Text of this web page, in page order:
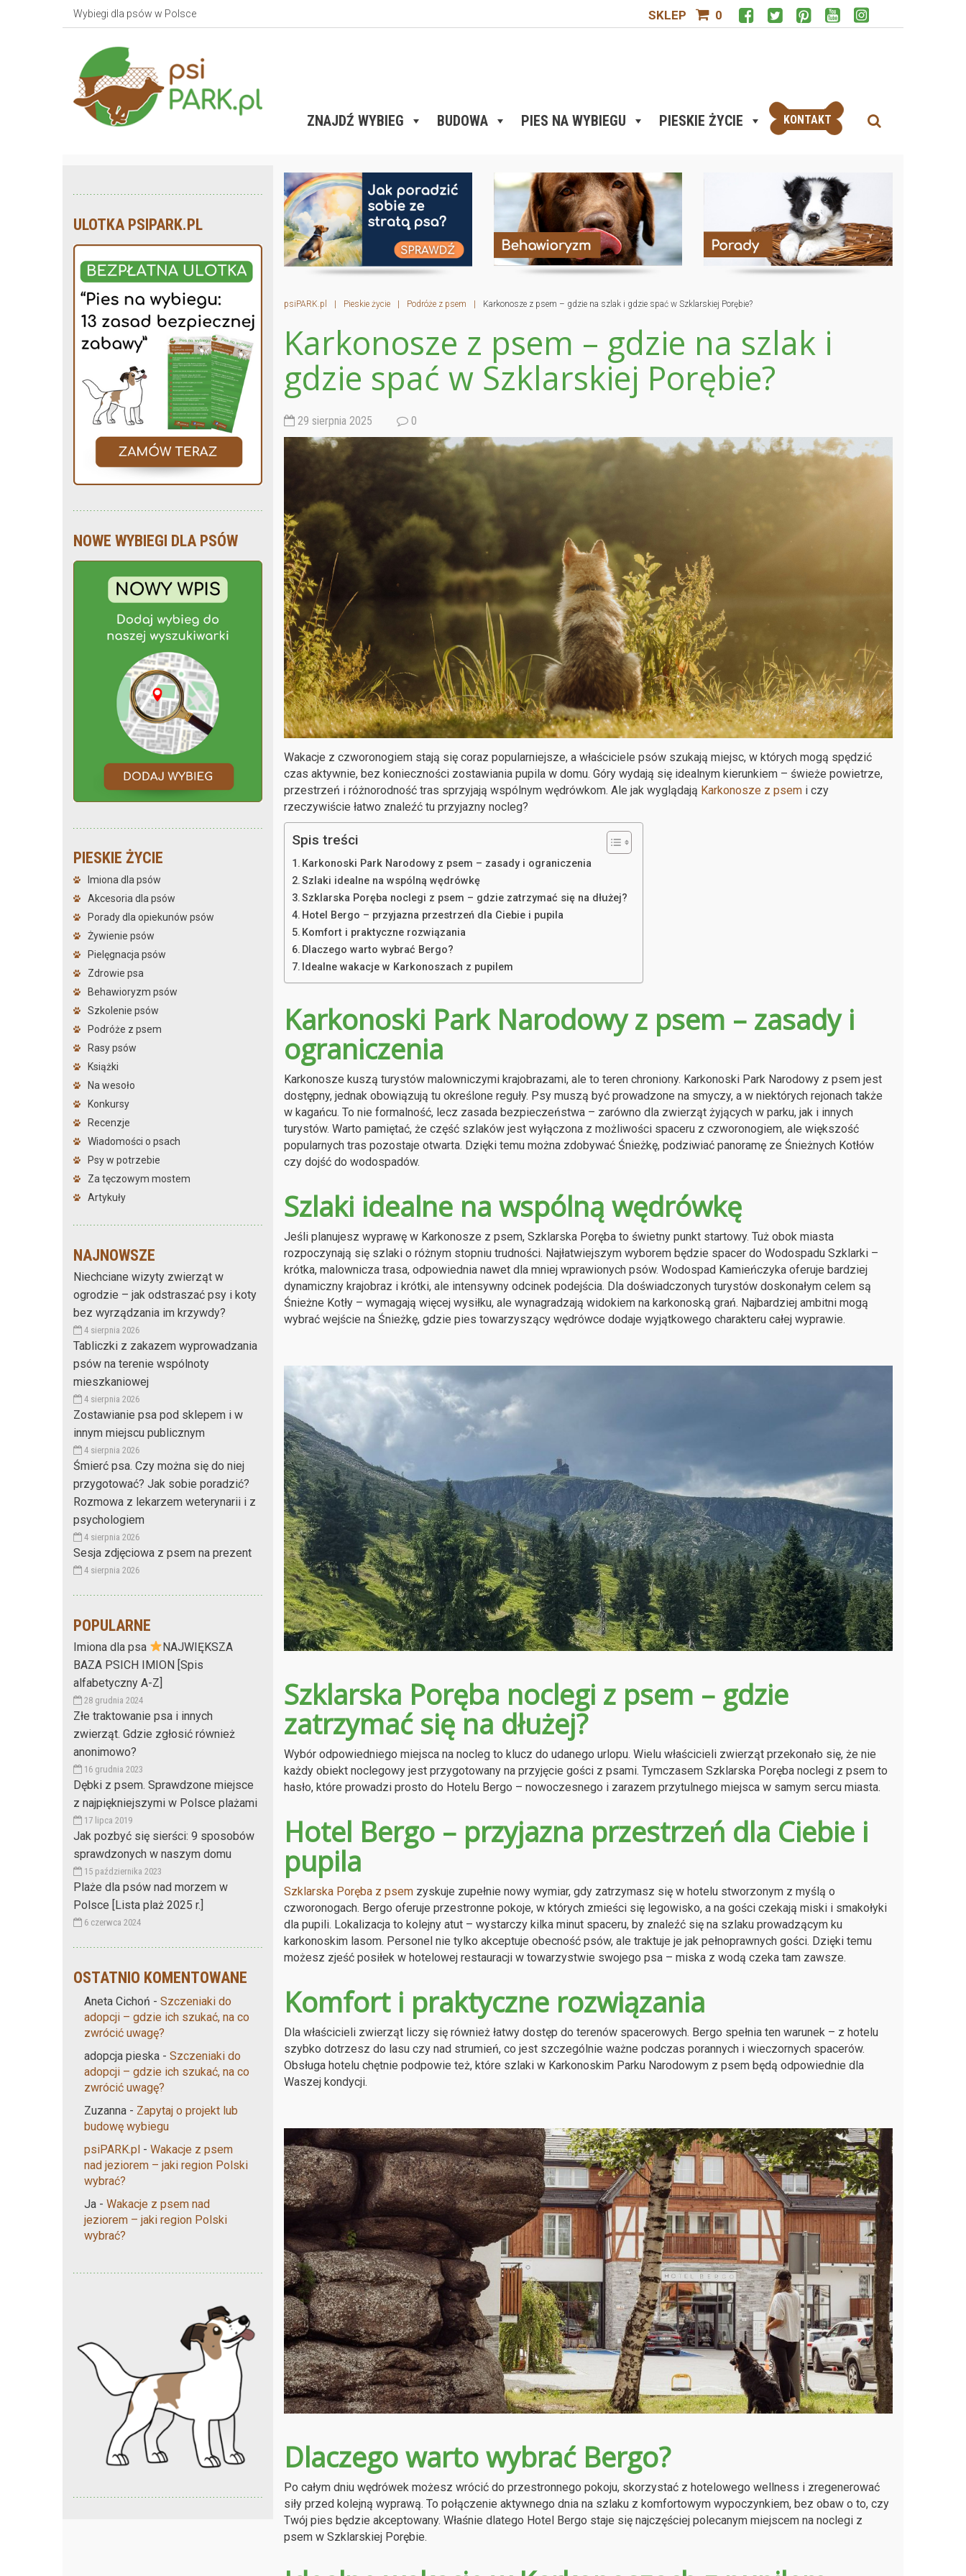
Wybiegi dla psów w Polsce SKLEP 0
ZNAJDŹ WYBIEG BUDOWA PIES NA WYBIEGU PIESKIE ŻYCIE KONTAKT
ULOTKA PSIPARK.PL
NOWE WYBIEGI DLA PSÓW
PIESKIE ŻYCIE
Imiona dla psów
Akcesoria dla psów
Porady dla opiekunów psów
Żywienie psów
Pielęgnacja psów
Zdrowie psa
Behawioryzm psów
Szkolenie psów
Podróże z psem
Rasy psów
Książki
Na wesoło
Konkursy
Recenzje
Wiadomości o psach
Psy w potrzebie
Za tęczowym mostem
Artykuły
NAJNOWSZE
Niechciane wizyty zwierząt w
ogrodzie – jak odstraszać psy i koty
bez wyrządzania im krzywdy?
4 sierpnia 2026
Tabliczki z zakazem wyprowadzania
psów na terenie wspólnoty
mieszkaniowej
4 sierpnia 2026
Zostawianie psa pod sklepem i w
innym miejscu publicznym
4 sierpnia 2026
Śmierć psa. Czy można się do niej
przygotować? Jak sobie poradzić?
Rozmowa z lekarzem weterynarii i z
psychologiem
4 sierpnia 2026
Sesja zdjęciowa z psem na prezent
4 sierpnia 2026
POPULARNE
Imiona dla psa
NAJWIĘKSZA
BAZA PSICH IMION [Spis
alfabetyczny A-Z]
28 grudnia 2024
Złe traktowanie psa i innych
zwierząt. Gdzie zgłosić również
anonimowo?
16 grudnia 2023
Dębki z psem. Sprawdzone miejsce
z najpiękniejszymi w Polsce plażami
17 lipca 2019
Jak pozbyć się sierści: 9 sposobów
sprawdzonych w naszym domu
15 października 2023
Plaże dla psów nad morzem w
Polsce [Lista plaż 2025 r.]
6 czerwca 2024
OSTATNIO KOMENTOWANE
Aneta Cichoń - Szczeniaki do
adopcji – gdzie ich szukać, na co
zwrócić uwagę?
adopcja pieska - Szczeniaki do
adopcji – gdzie ich szukać, na co
zwrócić uwagę?
Zuzanna - Zapytaj o projekt lub
budowę wybiegu
psiPARK.pl - Wakacje z psem
nad jeziorem – jaki region Polski
wybrać?
Ja - Wakacje z psem nad
jeziorem – jaki region Polski
wybrać?
psiPARK.pl Pieskie życie Podróże z psem Karkonosze z psem – gdzie na szlak i gdzie spać w Szklarskiej Porębie?
Karkonosze z psem – gdzie na szlak i
gdzie spać w Szklarskiej Porębie?
29 sierpnia 2025 0
Wakacje z czworonogiem stają się coraz popularniejsze, a właściciele psów szukają miejsc, w których mogą spędzić
czas aktywnie, bez konieczności zostawiania pupila w domu. Góry wydają się idealnym kierunkiem – świeże powietrze,
przestrzeń i różnorodność tras sprzyjają wspólnym wędrówkom. Ale jak wyglądają Karkonosze z psemi czy
rzeczywiście łatwo znaleźć tu przyjazny nocleg?
Spis treści
Karkonoski Park Narodowy z psem – zasady i ograniczenia
Szlaki idealne na wspólną wędrówkę
Szklarska Poręba noclegi z psem – gdzie zatrzymać się na dłużej?
Hotel Bergo – przyjazna przestrzeń dla Ciebie i pupila
Komfort i praktyczne rozwiązania
Dlaczego warto wybrać Bergo?
Idealne wakacje w Karkonoszach z pupilem
Karkonoski Park Narodowy z psem – zasady i
ograniczenia
Karkonosze kuszą turystów malowniczymi krajobrazami, ale to teren chroniony. Karkonoski Park Narodowy z psem jest
dostępny, jednak obowiązują tu określone reguły. Psy muszą być prowadzone na smyczy, a w niektórych rejonach także
w kagańcu. To nie formalność, lecz zasada bezpieczeństwa – zarówno dla zwierząt żyjących w parku, jak i innych
turystów. Warto pamiętać, że część szlaków jest wyłączona z możliwości spaceru z czworonogiem, ale większość
popularnych tras pozostaje otwarta. Dzięki temu można zdobywać Śnieżkę, podziwiać panoramę ze Śnieżnych Kotłów
czy dojść do wodospadów.
Szlaki idealne na wspólną wędrówkę
Jeśli planujesz wyprawę w Karkonosze z psem, Szklarska Poręba to świetny punkt startowy. Tuż obok miasta
rozpoczynają się szlaki o różnym stopniu trudności. Najłatwiejszym wyborem będzie spacer do Wodospadu Szklarki –
krótka, malownicza trasa, odpowiednia nawet dla mniej wprawionych psów. Wodospad Kamieńczyka oferuje bardziej
dynamiczny krajobraz i krótki, ale intensywny odcinek podejścia. Dla doświadczonych turystów doskonałym celem są
Śnieżne Kotły – wymagają więcej wysiłku, ale wynagradzają widokiem na karkonoską grań. Najbardziej ambitni mogą
wybrać wejście na Śnieżkę, gdzie pies towarzyszący wędrówce dodaje wyjątkowego charakteru całej wyprawie.
Szklarska Poręba noclegi z psem – gdzie
zatrzymać się na dłużej?
Wybór odpowiedniego miejsca na nocleg to klucz do udanego urlopu. Wielu właścicieli zwierząt przekonało się, że nie
każdy obiekt noclegowy jest przygotowany na przyjęcie gości z psami. Tymczasem Szklarska Poręba noclegi z psem to
hasło, które prowadzi prosto do Hotelu Bergo – nowoczesnego i zarazem przytulnego miejsca w samym sercu miasta.
Hotel Bergo – przyjazna przestrzeń dla Ciebie i
pupila
Szklarska Poręba z psemzyskuje zupełnie nowy wymiar, gdy zatrzymasz się w hotelu stworzonym z myślą o
czworonogach. Bergo oferuje przestronne pokoje, w których zmieści się legowisko, a na gości czekają miski i smakołyki
dla pupili. Lokalizacja to kolejny atut – wystarczy kilka minut spaceru, by znaleźć się na szlaku prowadzącym ku
karkonoskim lasom. Personel nie tylko akceptuje obecność psów, ale traktuje je jak pełnoprawnych gości. Dzięki temu
możesz zjeść posiłek w hotelowej restauracji w towarzystwie swojego psa – miska z wodą czeka tam zawsze.
Komfort i praktyczne rozwiązania
Dla właścicieli zwierząt liczy się również łatwy dostęp do terenów spacerowych. Bergo spełnia ten warunek – z hotelu
szybko dotrzesz do lasu czy nad strumień, co jest szczególnie ważne podczas porannych i wieczornych spacerów.
Obsługa hotelu chętnie podpowie też, które szlaki w Karkonoskim Parku Narodowym z psem będą odpowiednie dla
Waszej kondycji.
Dlaczego warto wybrać Bergo?
Po całym dniu wędrówek możesz wrócić do przestronnego pokoju, skorzystać z hotelowego wellness i zregenerować
siły przed kolejną wyprawą. To połączenie aktywnego dnia na szlaku z komfortowym wypoczynkiem, bez obaw o to, czy
Twój pies będzie akceptowany. Właśnie dlatego Hotel Bergo staje się najczęściej polecanym miejscem na noclegi z
psem w Szklarskiej Porębie.